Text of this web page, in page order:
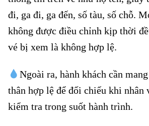
đi, ga đi, ga đến, số tàu, số chỗ.
không được điều chỉnh kịp thời
vé bị xem là không hợp lệ.
Ngoài ra, hành khách cần
thân hợp lệ để đối chiếu khi nhân
kiểm tra trong suốt hành trình.